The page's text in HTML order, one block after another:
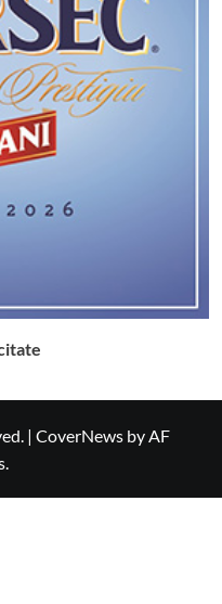
| CoverNews by AF